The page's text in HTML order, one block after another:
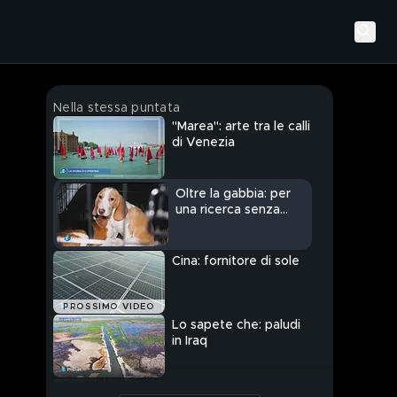
Nella stessa puntata
"Marea": arte tra le calli
di Venezia
Oltre la gabbia: per
una ricerca senza
PROSSIMO VIDEO
Cina: fornitore di sole
Lo sapete che: paludi
in Iraq